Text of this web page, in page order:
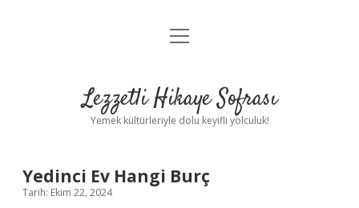
Anasayfa
Yasal Uyarı
menüyü
Lezzetli Hikaye Sofrası
Yemek kültürleriyle dolu keyifli yolculuk!
Yedinci Ev Hangi Burç
Tarih: Ekim 22, 2024